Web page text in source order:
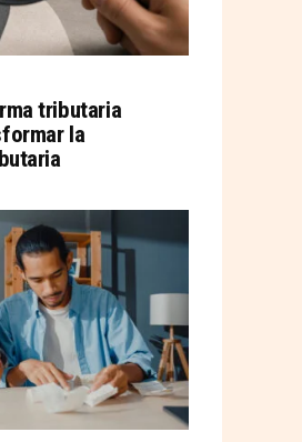
tributaria
la